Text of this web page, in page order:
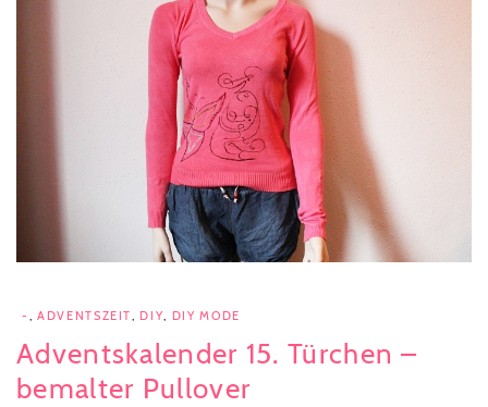
- ADVENTSZEIT DIY DIY MODE
Adventskalender 15. Türchen –
bemalter Pullover